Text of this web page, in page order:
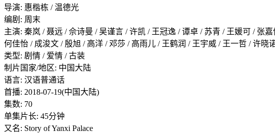
导演: 惠楷栋 / 温德光
编剧: 周末
主演: 秦岚 / 聂远 / 佘诗曼 / 吴谨言 / 许凯 / 王冠逸 / 谭卓 / 苏青 / 王媛可 / 张
何佳怡 / 成浚文 / 殷旭 / 高洋 / 邓莎 / 高雨儿 / 王鹤润 / 王宇威 / 王一哲 / 许晓
类型: 剧情 / 爱情 / 古装
制片国家/地区: 中国大陆
语言: 汉语普通话
首播: 2018-07-19(中国大陆)
集数: 70
单集片长: 45分钟
又名: Story of Yanxi Palace